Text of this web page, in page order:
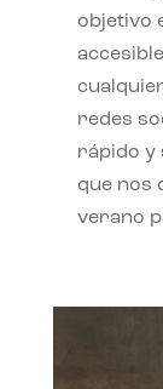
objetivo
redes
rápido y
que nos
verano